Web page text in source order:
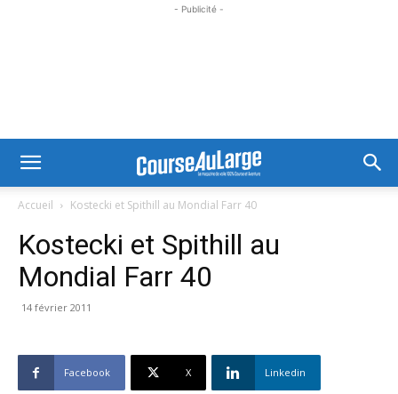
- Publicité -
Accueil Kostecki et Spithill au Mondial Farr 40
Kostecki et Spithill au
Mondial Farr 40
14 février 2011
Facebook X Linkedin